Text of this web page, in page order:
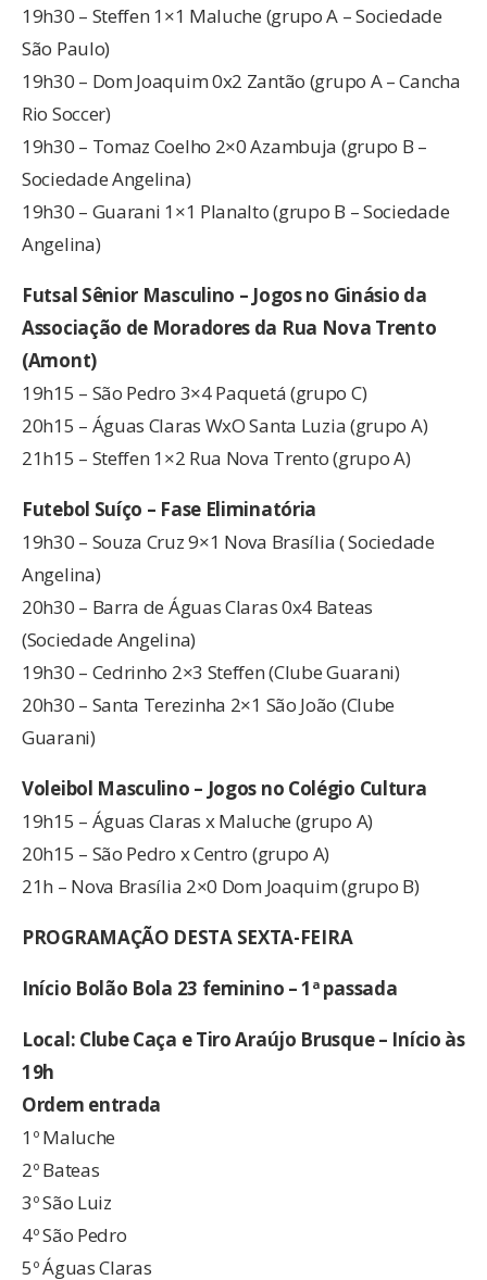
19h30 – Steffen 1×1 Maluche (grupo A – Sociedade
São Paulo)
19h30 – Dom Joaquim 0x2 Zantão (grupo A – Cancha
Rio Soccer)
19h30 – Tomaz Coelho 2×0 Azambuja (grupo B –
Sociedade Angelina)
19h30 – Guarani 1×1 Planalto (grupo B – Sociedade
Angelina)
Futsal Sênior Masculino – Jogos no Ginásio da
Associação de Moradores da Rua Nova Trento
(Amont)
19h15 – São Pedro 3×4 Paquetá (grupo C)
20h15 – Águas Claras WxO Santa Luzia (grupo A)
21h15 – Steffen 1×2 Rua Nova Trento (grupo A)
Futebol Suíço – Fase Eliminatória
19h30 – Souza Cruz 9×1 Nova Brasília ( Sociedade
Angelina)
20h30 – Barra de Águas Claras 0x4 Bateas
(Sociedade Angelina)
19h30 – Cedrinho 2×3 Steffen (Clube Guarani)
20h30 – Santa Terezinha 2×1 São João (Clube
Guarani)
Voleibol Masculino – Jogos no Colégio Cultura
19h15 – Águas Claras x Maluche (grupo A)
20h15 – São Pedro x Centro (grupo A)
21h – Nova Brasília 2×0 Dom Joaquim (grupo B)
PROGRAMAÇÃO DESTA SEXTA-FEIRA
Início Bolão Bola 23 feminino – 1ª passada
Local: Clube Caça e Tiro Araújo Brusque – Início às
19h
Ordem entrada
1º Maluche
2º Bateas
3º São Luiz
4º São Pedro
5º Águas Claras